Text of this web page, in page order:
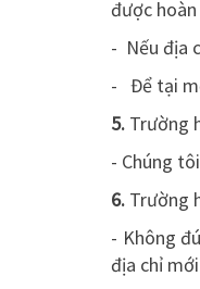
được
- Nếu địa
- Để tại
5. Trường
- Chúng
6. Trường
- Không
địa chỉ